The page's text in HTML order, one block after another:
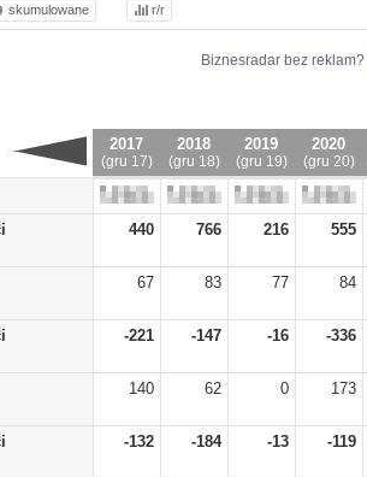
skumulowane r/r
Biznesradar bez reklam?
2017
(gru 17)
2018
(gru 18)
2019
(gru 19)
2020
(gru 20)
440 766 216 555
67 83 77 84
-221 -147 -16 -336
140 62 0 173
-132 -184 -13 -119